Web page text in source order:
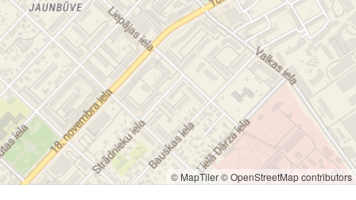
© MapTiler© OpenStreetMap contributors